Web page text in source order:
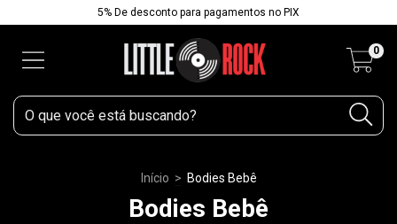
5% De desconto para pagamentos no PIX
0
Início > Bodies Bebê
Bodies Bebê